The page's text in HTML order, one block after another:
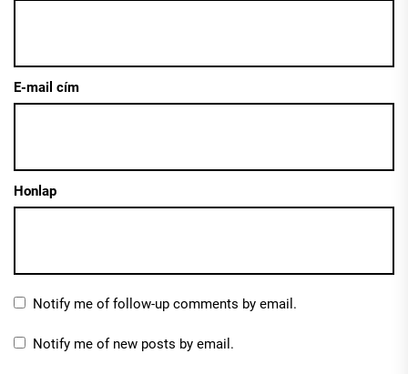
E-mail cím
Honlap
Notify me of follow-up comments by email.
Notify me of new posts by email.